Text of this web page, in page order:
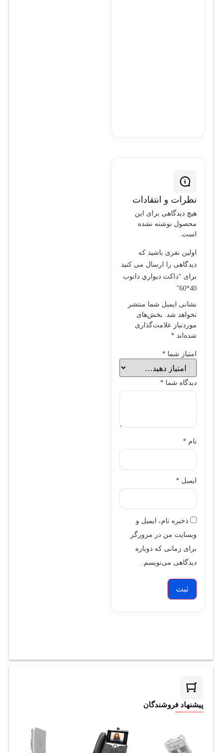
نظرات و انتقادات
هیچ دیدگاهی برای این
محصول نوشته نشده
است.
اولین نفری باشید که
دیدگاهی را ارسال می کنید
برای “داکت ديواري دانوب
40*60”
نشانی ایمیل شما منتشر
نخواهد شد. بخش‌های
موردنیاز علامت‌گذاری
شده‌اند *
امتیاز شما *
دیدگاه شما *
نام *
ایمیل *
ذخیره نام، ایمیل و
وبسایت من در مرورگر
برای زمانی که دوباره
دیدگاهی می‌نویسم.
پیشنهاد فروشندگان